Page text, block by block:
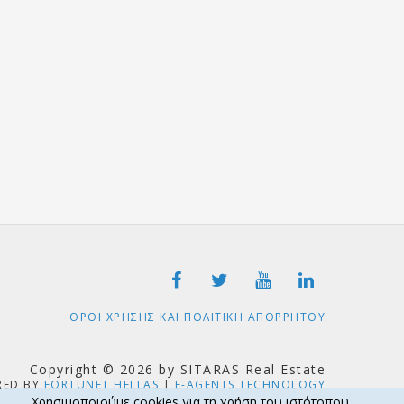
ΟΡΟΙ ΧΡΗΣΗΣ ΚΑΙ ΠΟΛΙΤΙΚΗ ΑΠΟΡΡΗΤΟΥ
Copyright © 2026 by SITARAS Real Estate
BY FORTUNET HELLAS | E-AGENTS TECHNOLOGY